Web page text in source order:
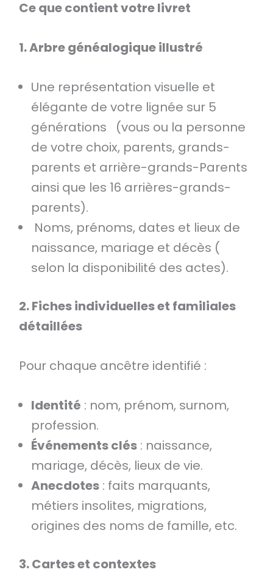
Ce que contient votre livret
1. Arbre généalogique illustré
Une représentation visuelle et
élégante de votre lignée sur 5
générations (vous ou la personne
de votre choix, parents, grands-
parents et arrière-grands-Parents
ainsi que les 16 arrières-grands-
parents).
Noms, prénoms, dates et lieux de
naissance, mariage et décès (
selon la disponibilité des actes).
2. Fiches individuelles et familiales
détaillées
Pour chaque ancêtre identifié :
Identité : nom, prénom, surnom,
profession.
Événements clés: naissance,
mariage, décès, lieux de vie.
Anecdotes: faits marquants,
métiers insolites, migrations,
origines des noms de famille, etc.
3. Cartes et contextes